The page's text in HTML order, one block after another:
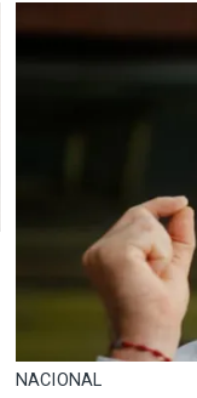
NACIONAL